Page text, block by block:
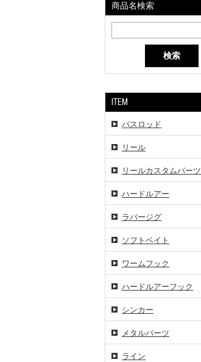
商品名検索
検索
ITEM
バスロッド
リール
リールカスタムパーツ
ハードルアー
ラバージグ
ソフトベイト
ワームフック
ハードルアーフック
シンカー
メタルパーツ
ライン